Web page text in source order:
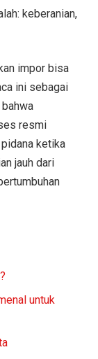
keberanian,
impor bisa
ini sebagai
resmi
ketika
jauh dari
untuk